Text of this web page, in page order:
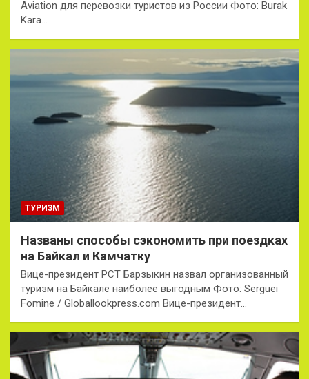
Aviation для перевозки туристов из России Фото: Burak
Kara…
ТУРИЗМ
Названы способы сэкономить при поездках
на Байкал и Камчатку
Вице-президент РСТ Барзыкин назвал организованный
туризм на Байкале наиболее выгодным Фото: Serguei
Fomine / Globallookpress.com Вице-президент…